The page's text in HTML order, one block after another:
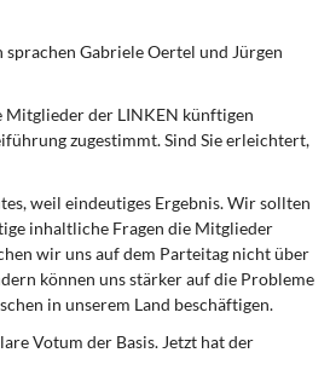
Moderne
Gabriele Oertel und Jürgen
Mitglieder der LINKEN künftigen
zugestimmt. Sind Sie erleichtert,
weil eindeutiges Ergebnis. Wir sollten
inhaltliche Fragen die Mitglieder
wir uns auf dem Parteitag nicht über
können uns stärker auf die Probleme
in unserem Land beschäftigen.
Votum der Basis. Jetzt hat der